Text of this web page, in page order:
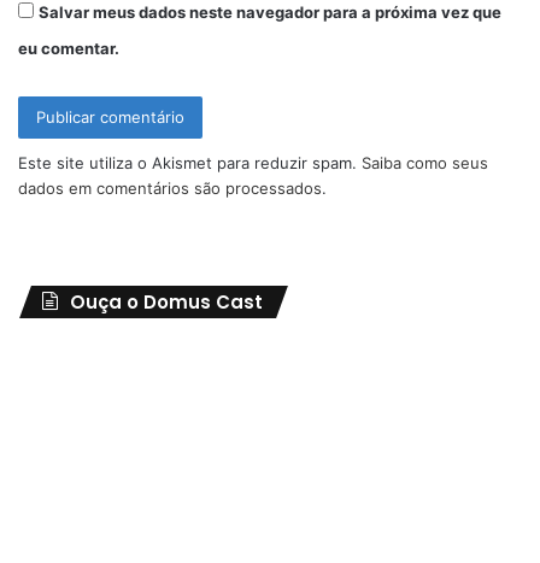
Salvar meus dados neste navegador para a próxima vez que
eu comentar.
Este site utiliza o Akismet para reduzir spam. Saiba como seus
dados em comentários são processados.
Ouça o Domus Cast